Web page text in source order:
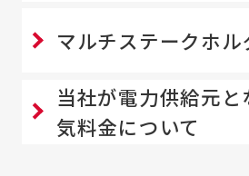
マルチステークホ
当社が電力供給元と
気料金について